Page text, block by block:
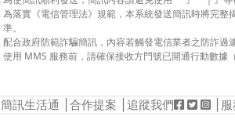
為落實《電信管理法》規範，本系統發送簡訊時將完
準。
配合政府防範詐騙簡訊，內容若觸發電信業者之防詐過
使用 MMS 服務前，請確保接收方門號已開通行動數據
簡訊生活通 合作提案 │追蹤我們